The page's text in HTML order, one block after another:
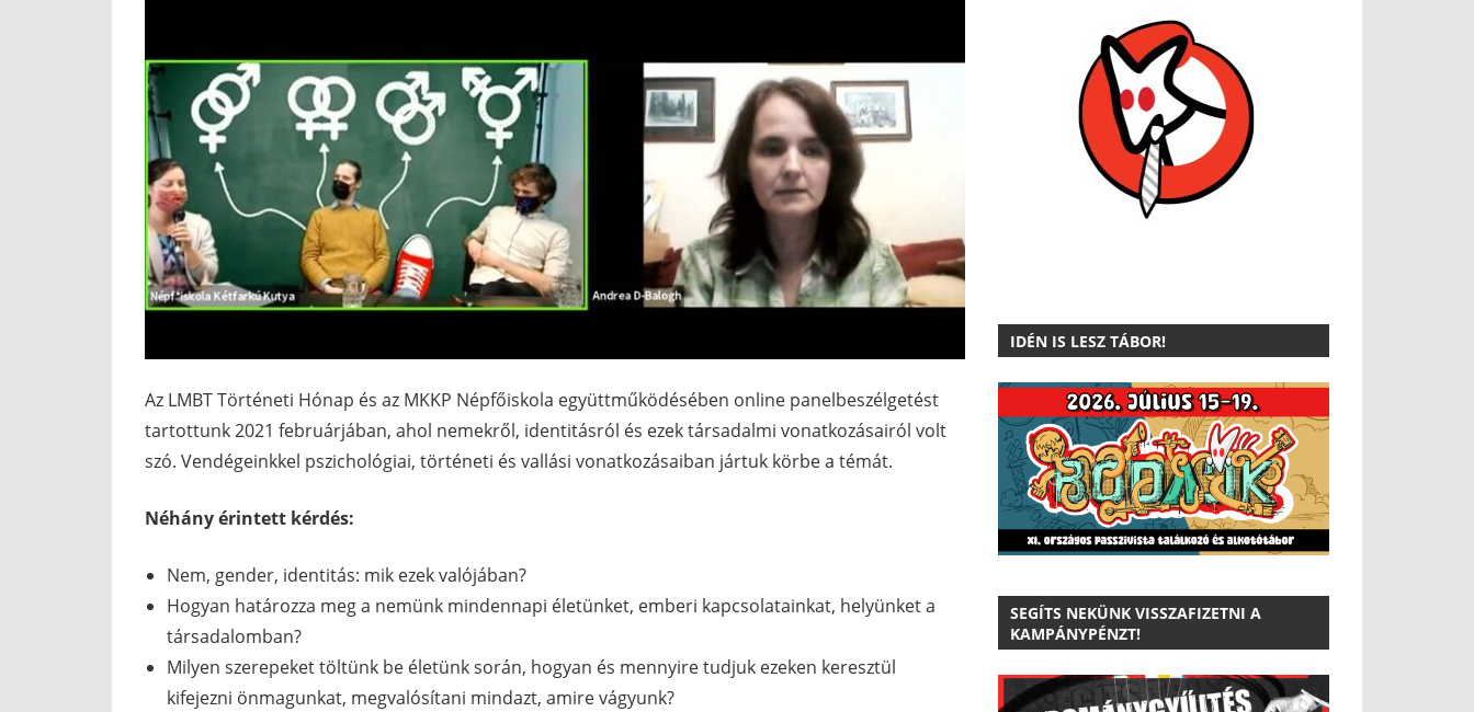
Az LMBT Történeti Hónap és az MKKP Népfőiskola együttműködésében online panelbeszélgetést
tartottunk 2021 februárjában, ahol nemekről, identitásról és ezek társadalmi vonatkozásairól volt
szó. Vendégeinkkel pszichológiai, történeti és vallási vonatkozásaiban jártuk körbe a témát.
Néhány érintett kérdés:
Nem, gender, identitás: mik ezek valójában?
Hogyan határozza meg a nemünk mindennapi életünket, emberi kapcsolatainkat, helyünket a
társadalomban?
Milyen szerepeket töltünk be életünk során, hogyan és mennyire tudjuk ezeken keresztül
kifejezni önmagunkat, megvalósítani mindazt, amire vágyunk?
IDÉN IS LESZ TÁBOR!
SEGÍTS NEKÜNK VISSZAFIZETNI A
KAMPÁNYPÉNZT!